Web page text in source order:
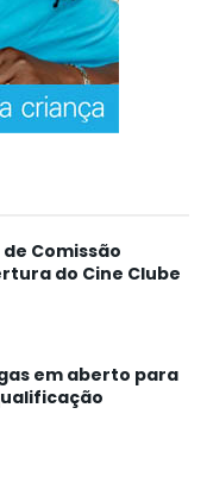
Comissão
do Cine Clube
em aberto para